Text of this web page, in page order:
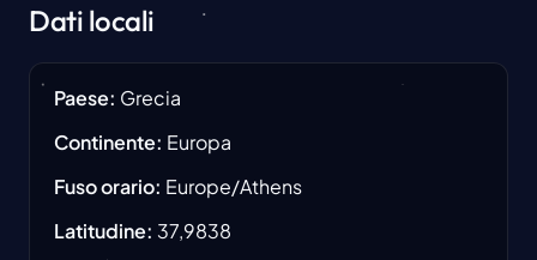
Dati locali
Paese: Grecia
Continente: Europa
Fuso orario: Europe/Athens
Latitudine: 37,9838